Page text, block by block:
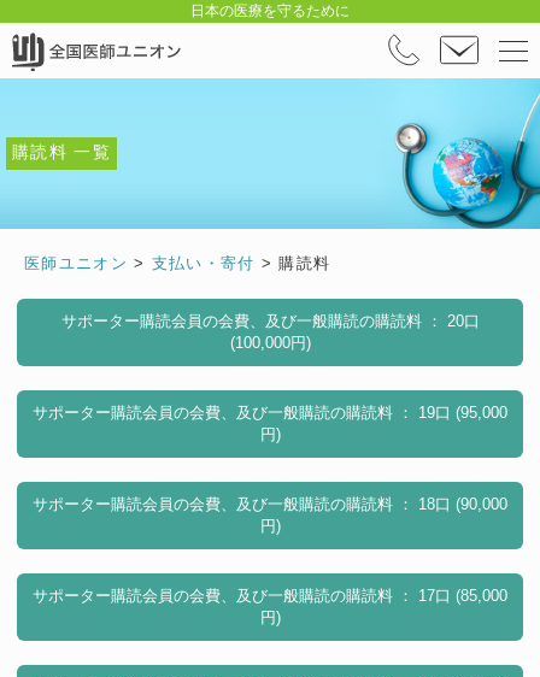
日本の医療を守るために
購読料 一覧
医師ユニオン > 支払い・寄付 >購読料
サポーター購読会員の会費、及び一般購読の購読料 ： 20口
(100,000円)
サポーター購読会員の会費、及び一般購読の購読料 ： 19口 (95,000
円)
サポーター購読会員の会費、及び一般購読の購読料 ： 18口 (90,000
円)
サポーター購読会員の会費、及び一般購読の購読料 ： 17口 (85,000
円)